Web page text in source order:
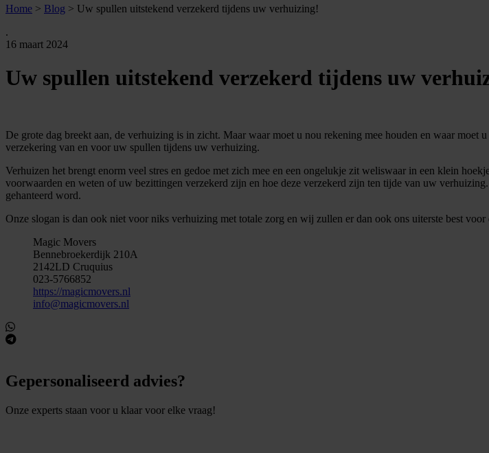
Home > Blog > Uw spullen uitstekend verzekerd tijdens uw verhuizing!
.
16 maart 2024
Uw spullen uitstekend verzekerd tijdens uw
De grote dag breekt aan, de verhuizing is in zicht. Maar waar moet u nou rekening mee houden en waar moet
verzekering van en voor uw spullen tijdens uw verhuizing.
Verhuizen het brengt enorm veel stres en gedoe met zich mee en een ongelukje zit weliswaar in een klein
voorwaarden en weten of uw bezittingen verzekerd zijn en hoe deze verzekerd zijn ten tijde van uw
gehanteerd word.
Onze slogan is dan ook niet voor niks verhuizing met totale zorg en wij zullen er dan ook ons uiterste best
Magic Movers
Bennebroekerdijk 210A
2142LD Cruquius
023-5766852
https://magicmovers.nl
info@magicmovers.nl
Gepersonaliseerd advies?
Onze experts staan voor u klaar voor elke vraag!